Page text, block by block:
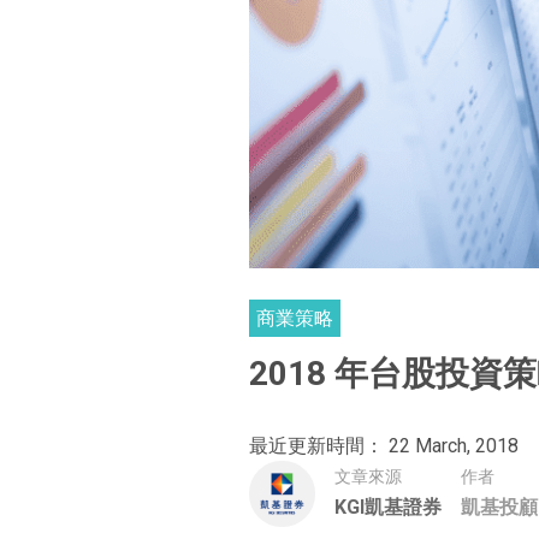
商業策略
2018 年台股投資
最近更新時間： 22 March, 2018
文章來源
KGI凱基證券
作者
凱基投顧